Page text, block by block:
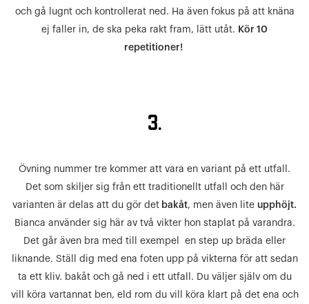
och gå lugnt och kontrollerat ned. Ha även fokus på att knäna
ej faller in, de ska peka rakt fram, lätt utåt. Kör 10
repetitioner!
3.
Övning nummer tre kommer att vara en variant på ett utfall.
Det som skiljer sig från ett traditionellt utfall och den här
varianten är delas att du gör det bakåt, men även lite upphöjt.
Bianca använder sig här av två vikter hon staplat på varandra.
Det går även bra med till exempel en step up bräda eller
liknande. Ställ dig med ena foten upp på vikterna för att sedan
ta ett kliv. bakåt och gå ned i ett utfall. Du väljer själv om du
vill köra vartannat ben, eld rom du vill köra klart på det ena och